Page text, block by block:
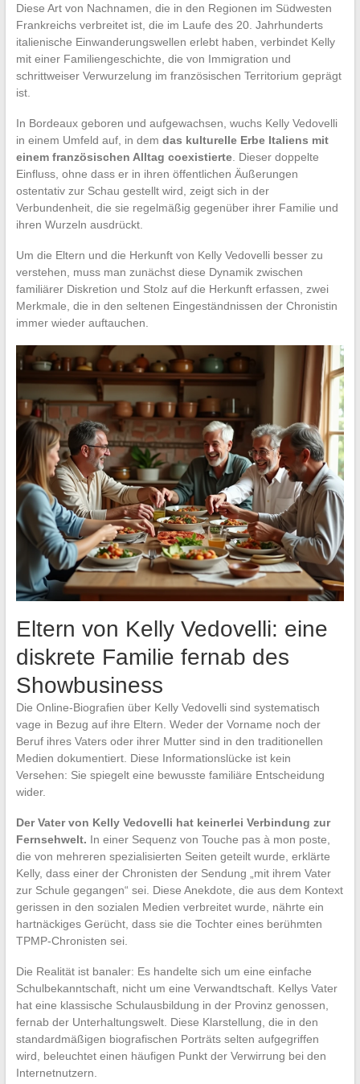
Diese Art von Nachnamen, die in den Regionen im Südwesten
Frankreichs verbreitet ist, die im Laufe des 20. Jahrhunderts
italienische Einwanderungswellen erlebt haben, verbindet Kelly
mit einer Familiengeschichte, die von Immigration und
schrittweiser Verwurzelung im französischen Territorium geprägt
ist.
In Bordeaux geboren und aufgewachsen, wuchs Kelly Vedovelli
in einem Umfeld auf, in dem das kulturelle Erbe Italiens mit
einem französischen Alltag coexistierte. Dieser doppelte
Einfluss, ohne dass er in ihren öffentlichen Äußerungen
ostentativ zur Schau gestellt wird, zeigt sich in der
Verbundenheit, die sie regelmäßig gegenüber ihrer Familie und
ihren Wurzeln ausdrückt.
Um die Eltern und die Herkunft von Kelly Vedovelli besser zu
verstehen, muss man zunächst diese Dynamik zwischen
familiärer Diskretion und Stolz auf die Herkunft erfassen, zwei
Merkmale, die in den seltenen Eingeständnissen der Chronistin
immer wieder auftauchen.
Eltern von Kelly Vedovelli: eine
diskrete Familie fernab des
Showbusiness
Die Online-Biografien über Kelly Vedovelli sind systematisch
vage in Bezug auf ihre Eltern. Weder der Vorname noch der
Beruf ihres Vaters oder ihrer Mutter sind in den traditionellen
Medien dokumentiert. Diese Informationslücke ist kein
Versehen: Sie spiegelt eine bewusste familiäre Entscheidung
wider.
Der Vater von Kelly Vedovelli hat keinerlei Verbindung zur
Fernsehwelt. In einer Sequenz von Touche pas à mon poste,
die von mehreren spezialisierten Seiten geteilt wurde, erklärte
Kelly, dass einer der Chronisten der Sendung „mit ihrem Vater
zur Schule gegangen“ sei. Diese Anekdote, die aus dem Kontext
gerissen in den sozialen Medien verbreitet wurde, nährte ein
hartnäckiges Gerücht, dass sie die Tochter eines berühmten
TPMP-Chronisten sei.
Die Realität ist banaler: Es handelte sich um eine einfache
Schulbekanntschaft, nicht um eine Verwandtschaft. Kellys Vater
hat eine klassische Schulausbildung in der Provinz genossen,
fernab der Unterhaltungswelt. Diese Klarstellung, die in den
standardmäßigen biografischen Porträts selten aufgegriffen
wird, beleuchtet einen häufigen Punkt der Verwirrung bei den
Internetnutzern.